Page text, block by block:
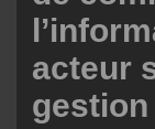
acteur